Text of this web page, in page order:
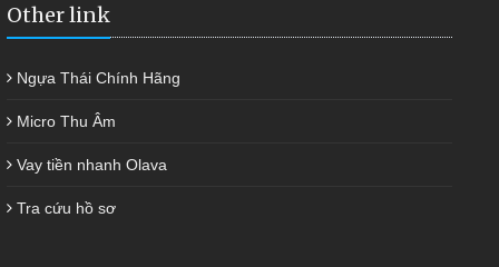
Other link
Ngựa Thái Chính Hãng
Micro Thu Âm
Vay tiền nhanh Olava
Tra cứu hồ sơ